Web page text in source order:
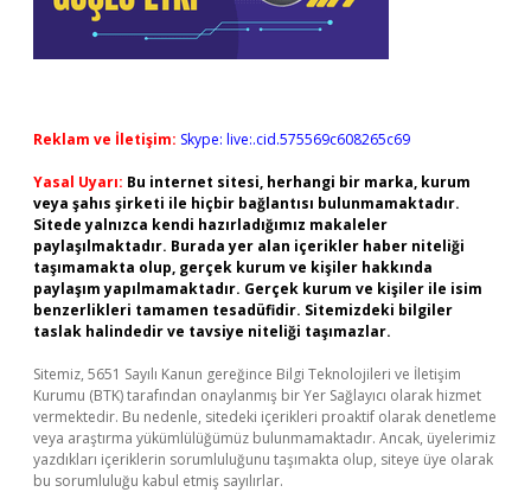
Reklam ve İletişim: Skype: live:.cid.575569c608265c69
Yasal Uyarı: Bu internet sitesi, herhangi bir marka, kurum
veya şahıs şirketi ile hiçbir bağlantısı bulunmamaktadır.
Sitede yalnızca kendi hazırladığımız makaleler
paylaşılmaktadır. Burada yer alan içerikler haber niteliği
taşımamakta olup, gerçek kurum ve kişiler hakkında
paylaşım yapılmamaktadır. Gerçek kurum ve kişiler ile isim
benzerlikleri tamamen tesadüfidir. Sitemizdeki bilgiler
taslak halindedir ve tavsiye niteliği taşımazlar.
Sitemiz, 5651 Sayılı Kanun gereğince Bilgi Teknolojileri ve İletişim
Kurumu (BTK) tarafından onaylanmış bir Yer Sağlayıcı olarak hizmet
vermektedir. Bu nedenle, sitedeki içerikleri proaktif olarak denetleme
veya araştırma yükümlülüğümüz bulunmamaktadır. Ancak, üyelerimiz
yazdıkları içeriklerin sorumluluğunu taşımakta olup, siteye üye olarak
bu sorumluluğu kabul etmiş sayılırlar.